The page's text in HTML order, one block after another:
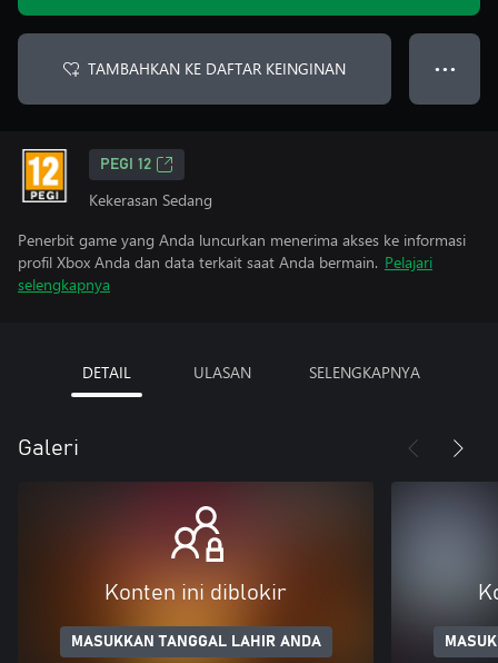
TAMBAHKAN KE DAFTAR KEINGINAN ● ● ●
PEGI 12
Kekerasan Sedang
Penerbit game yang Anda luncurkan menerima akses ke informasi
profil Xbox Anda dan data terkait saat Anda bermain. Pelajari
selengkapnya
DETAIL ULASAN SELENGKAPNYA
Galeri
Konten ini diblokir
MASUKKAN TANGGAL LAHIR ANDA